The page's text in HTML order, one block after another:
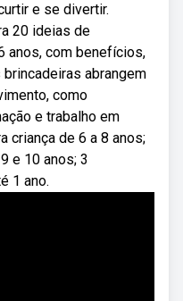
e se divertir.
20 ideias de
anos, com benefícios,
abrangem
como
e trabalho em
criança de 6 a 8 anos;
e 10 anos; 3
1 ano.